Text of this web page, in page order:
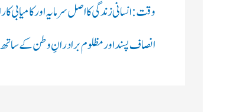
وقت: انسانی زندگی کا اصل سرمایہ اور کامیابی کا
انصاف پسند اور مظلوم برادرانِ وطن کے